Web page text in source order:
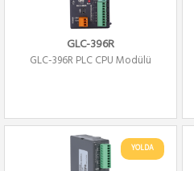
GLC-396R
GLC-396R PLC CPU Modülü
YOLDA